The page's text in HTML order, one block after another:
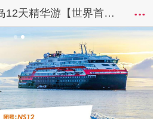
ZH-NS12 南极半岛12天精华游【世界首批混合动力游轮-南森号 MS Fridtjof Nansen】